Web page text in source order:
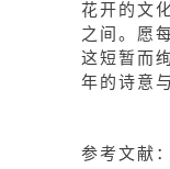
花开的文
之间。愿
这短暂而
年的诗意
参考文献：